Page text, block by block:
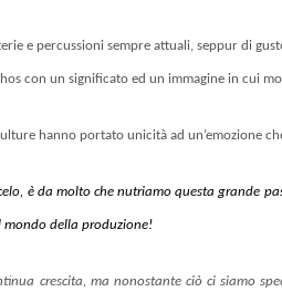
e percussioni sempre attuali, seppur di
con un significato ed un immagine in cui
hanno portato unicità ad un’emozione
è da molto che nutriamo questa grande
mondo della produzione!
crescita, ma nonostante ciò ci siamo